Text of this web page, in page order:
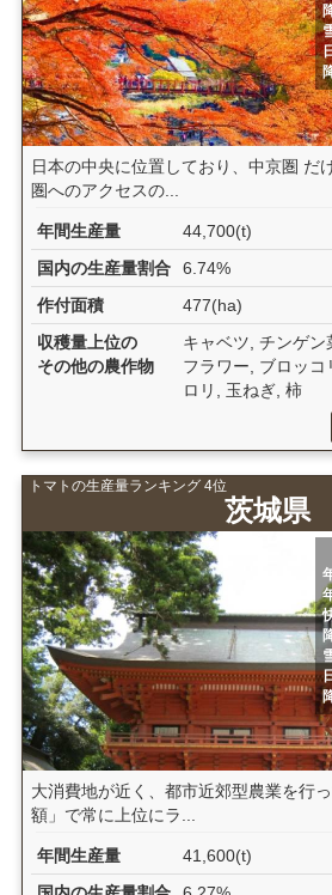
日本の中央に位置しており、中京圏 だ
圏へのアクセスの...
年間生産量
44,700(t)
国内の生産量割合
6.74%
作付面積
477(ha)
収穫量上位の
その他の農作物
キャベツ, チンゲン
フラワー, ブロッ
ロリ, 玉ねぎ, 柿
トマトの生産量ランキング 4位
茨城県
大消費地が近く、都市近郊型農業を行
額」で常に上位にラ...
年間生産量
41,600(t)